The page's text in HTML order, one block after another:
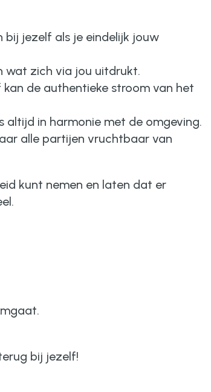
bij jezelf als je eindelijk jouw
wat zich via jou uitdrukt.
de authentieke stroom van het
in harmonie met de omgeving.
alle partijen vruchtbaar van
kunt nemen en laten dat er
bij jezelf!